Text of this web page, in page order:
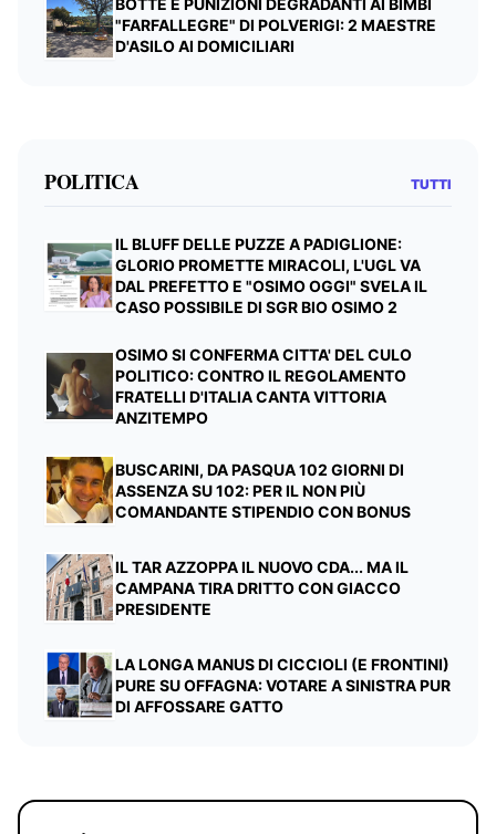
"FARFALLEGRE" DI POLVERIGI: 2 MAESTRE
D'ASILO AI DOMICILIARI
POLITICA TUTTI
IL BLUFF DELLE PUZZE A PADIGLIONE:
GLORIO PROMETTE MIRACOLI, L'UGL VA
DAL PREFETTO E "OSIMO OGGI" SVELA IL
CASO POSSIBILE DI SGR BIO OSIMO 2
OSIMO SI CONFERMA CITTA' DEL CULO
POLITICO: CONTRO IL REGOLAMENTO
FRATELLI D'ITALIA CANTA VITTORIA
ANZITEMPO
BUSCARINI, DA PASQUA 102 GIORNI DI
ASSENZA SU 102: PER IL NON PIÙ
COMANDANTE STIPENDIO CON BONUS
IL TAR AZZOPPA IL NUOVO CDA... MA IL
CAMPANA TIRA DRITTO CON GIACCO
PRESIDENTE
LA LONGA MANUS DI CICCIOLI (E FRONTINI)
PURE SU OFFAGNA: VOTARE A SINISTRA PUR
DI AFFOSSARE GATTO